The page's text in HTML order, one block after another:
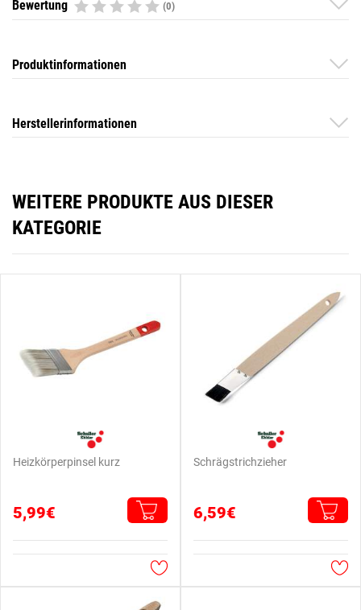
Bewertung (0)
Produktinformationen
Herstellerinformationen
WEITERE PRODUKTE AUS DIESER
KATEGORIE
Heizkörperpinsel kurz
5,99€
Schrägstrichzieher
6,59€